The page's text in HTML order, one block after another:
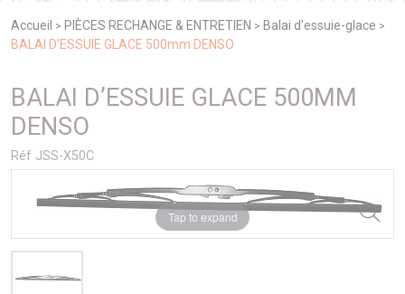
Accueil > PIÈCES RECHANGE & ENTRETIEN > Balai d'essuie-glace >
BALAI D’ESSUIE GLACE 500mm DENSO
BALAI D’ESSUIE GLACE 500MM
DENSO
Réf JSS-X50C
Tap to expand